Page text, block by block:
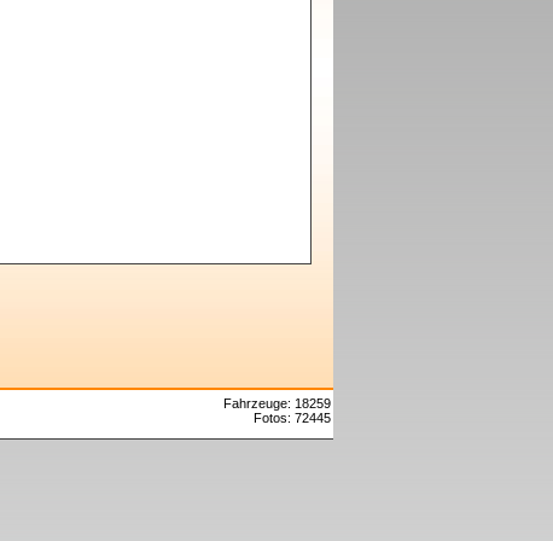
Fahrzeuge: 18259
Fotos: 72445